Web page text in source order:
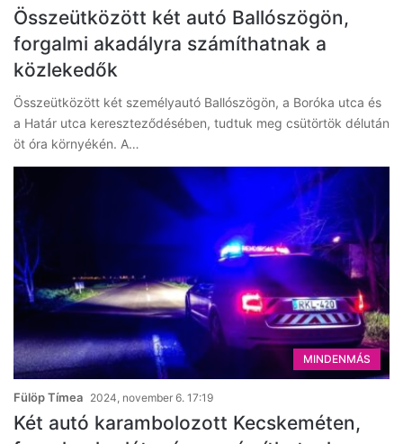
Összeütközött két autó Ballószögön,
forgalmi akadályra számíthatnak a
közlekedők
Összeütközött két személyautó Ballószögön, a Boróka utca és
a Határ utca kereszteződésében, tudtuk meg csütörtök délután
öt óra környékén. A…
MINDENMÁS
Fülöp Tímea 2024, november 6. 17:19
Két autó karambolozott Kecskeméten,